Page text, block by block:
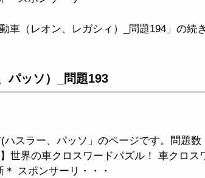
車（レオン、レガシィ）_問題194」の続
パッソ）_問題193
スラー、パッソ」のページです。問題数
世界の車クロスワードパズル！ 車クロス
スポンサーリ・・・